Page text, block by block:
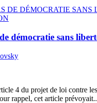
démocratie sans
4 du projet de loi contre
rappel, cet article